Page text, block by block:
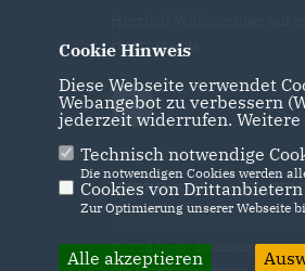
Internetseite.
IMPRESSUM
@2026 Dieter Baumann
Cookie Hinweis
Diese Webseite verwendet
Webangebot zu verbessern
jederzeit widerrufen.
Technisch notwendige
Die notwendigen Cookies werden
Cookies von Drittanbietern
Zur Optimierung unserer Webseite
Alle akzeptieren